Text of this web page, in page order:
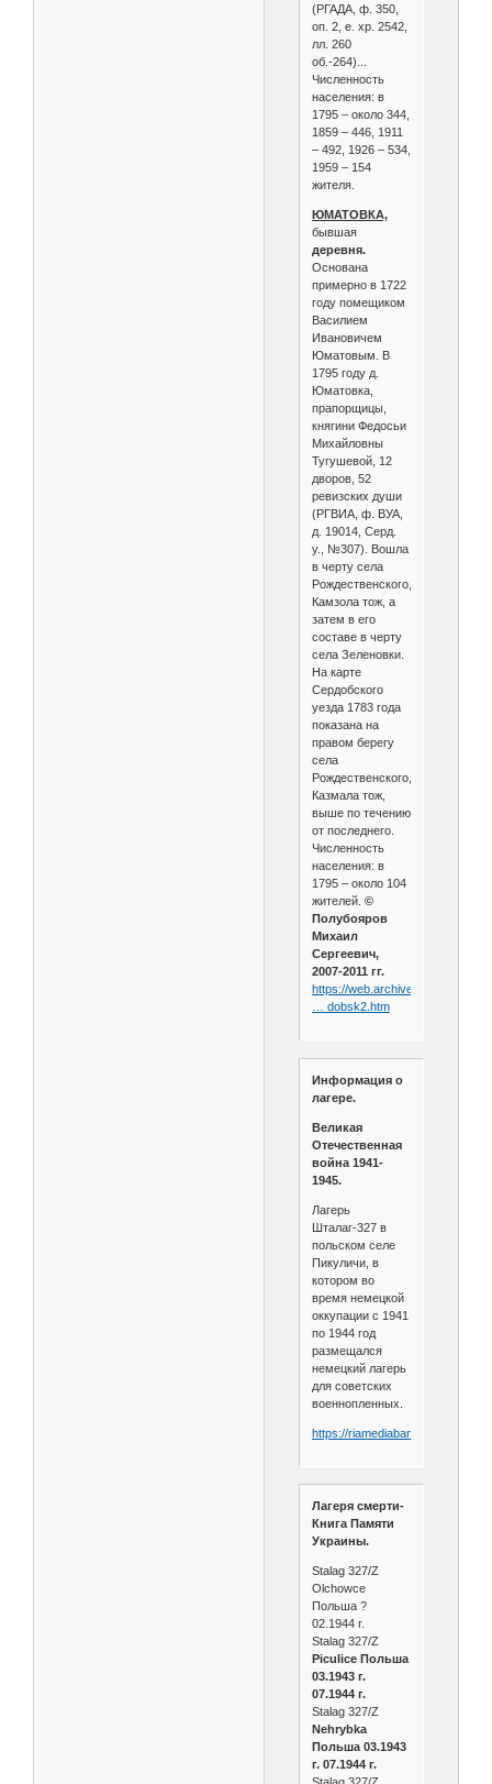
(РГАДА, ф. 350,
оп. 2, е. хр. 2542,
лл. 260
об.-264)...
Численность
населения: в
1795 – около 344,
1859 – 446, 1911
– 492, 1926 – 534,
1959 – 154
жителя.
ЮМАТОВКА,
бывшая
деревня.
Основана
примерно в 1722
году помещиком
Василием
Ивановичем
Юматовым. В
1795 году д.
Юматовка,
прапорщицы,
княгини Федосьи
Михайловны
Тугушевой, 12
дворов, 52
ревизских души
(РГВИА, ф. ВУА,
д. 19014, Серд.
у., №307). Вошла
в черту села
Рождественского,
Камзола тож, а
затем в его
составе в черту
села Зеленовки.
На карте
Сердобского
уезда 1783 года
показана на
правом берегу
села
Рождественского,
Казмала тож,
выше по течению
от последнего.
Численность
населения: в
1795 – около 104
жителей. ©
Полубояров
Михаил
Сергеевич,
2007-2011 гг.
https://web.archive.org/web/
… dobsk2.htm
Информация о
лагере.
Великая
Отечественная
война 1941-
1945.
Лагерь
Шталаг-327 в
польском селе
Пикуличи, в
котором во
время немецкой
оккупации с 1941
по 1944 год
размещался
немецкий лагерь
для советских
военнопленных.
https://riamediabank.ru/media/
Лагеря смерти-
Книга Памяти
Украины.
Stalag 327/Z
Olchowce
Польша ?
02.1944 г.
Stalag 327/Z
Piculice Польша
03.1943 г.
07.1944 г.
Stalag 327/Z
Nehrybka
Польша 03.1943
г. 07.1944 г.